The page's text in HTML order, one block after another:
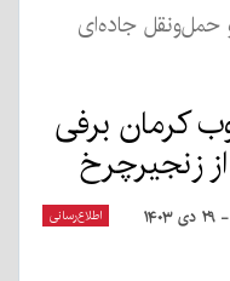
حمل‌ونقل جاده‌ای
کرمان برفی
زنجیرچرخ
اطلاع‌رسانی